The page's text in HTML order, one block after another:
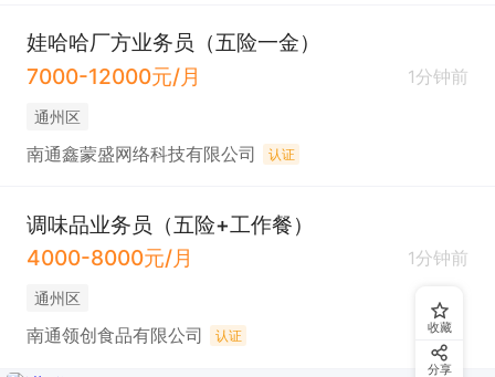
娃哈哈厂方业务员（五险一金）
7000-12000元/月
1分钟前
通州区
南通鑫蒙盛网络科技有限公司 认证
调味品业务员（五险+工作餐）
4000-8000元/月
1分钟前
通州区
南通领创食品有限公司 认证 收藏
分享